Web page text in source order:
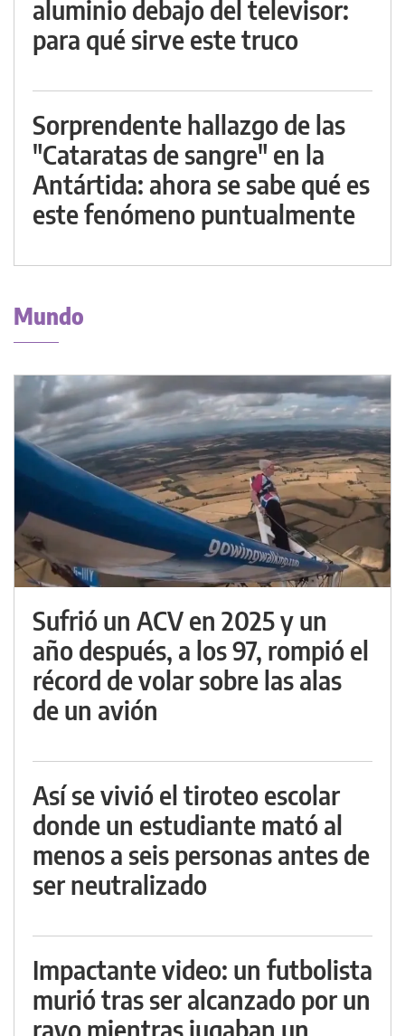
aluminio debajo del televisor:
para qué sirve este truco
Sorprendente hallazgo de las
"Cataratas de sangre" en la
Antártida: ahora se sabe qué es
este fenómeno puntualmente
Mundo
Sufrió un ACV en 2025 y un
año después, a los 97, rompió el
récord de volar sobre las alas
de un avión
Así se vivió el tiroteo escolar
donde un estudiante mató al
menos a seis personas antes de
ser neutralizado
Impactante video: un futbolista
murió tras ser alcanzado por un
rayo mientras jugaban un